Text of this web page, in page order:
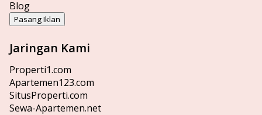
Blog
Pasang Iklan
Jaringan Kami
Properti1.com
Apartemen123.com
SitusProperti.com
Sewa-Apartemen.net